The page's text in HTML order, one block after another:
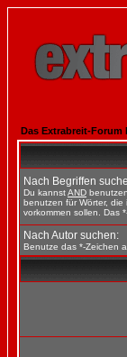
Das Extrabreit-Forum
Nach Begriffen
Du kannstAND
benutzen für Wörter,
vorkommen sollen. Das
Nach Autor suchen:
Benutze das *-Zeichen